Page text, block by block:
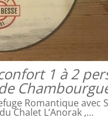
1 à 2
Romantique avec
Chalet L’Anorak ,…